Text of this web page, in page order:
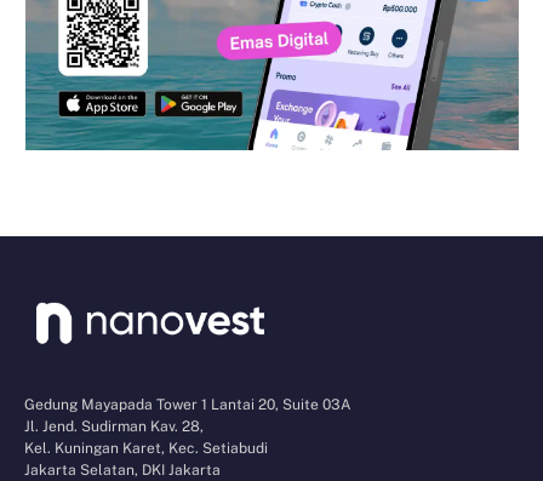
Gedung Mayapada Tower 1 Lantai 20, Suite 03A
Jl. Jend. Sudirman Kav. 28,
Kel. Kuningan Karet, Kec. Setiabudi
Jakarta Selatan, DKI Jakarta